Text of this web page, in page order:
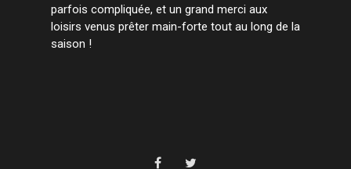
parfois compliquée, et un grand merci aux
loisirs venus prêter main-forte tout au long de la
saison !